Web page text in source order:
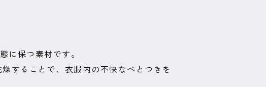
に保つ素材です。
することで、衣服内の不快なべとつきを